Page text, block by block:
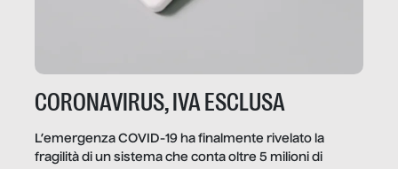
CORONAVIRUS, IVA ESCLUSA
L’emergenza COVID-19 ha finalmente rivelato la
fragilità di un sistema che conta oltre 5 milioni di